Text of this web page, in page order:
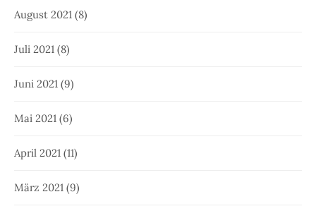
August 2021 (8)
Juli 2021 (8)
Juni 2021 (9)
Mai 2021 (6)
April 2021 (11)
März 2021 (9)